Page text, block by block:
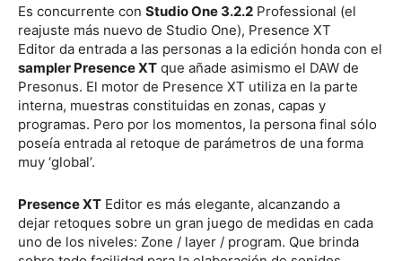
Es concurrente con Studio One 3.2.2 Professional (el
reajuste más nuevo de Studio One), Presence XT
Editor da entrada a las personas a la edición honda con el
sampler Presence XT que añade asimismo el DAW de
Presonus. El motor de Presence XT utiliza en la parte
interna, muestras constituidas en zonas, capas y
programas. Pero por los momentos, la persona final sólo
poseía entrada al retoque de parámetros de una forma
muy ‘global’.
Presence XT Editor es más elegante, alcanzando a
dejar retoques sobre un gran juego de medidas en cada
uno de los niveles: Zone / layer / program. Que brinda